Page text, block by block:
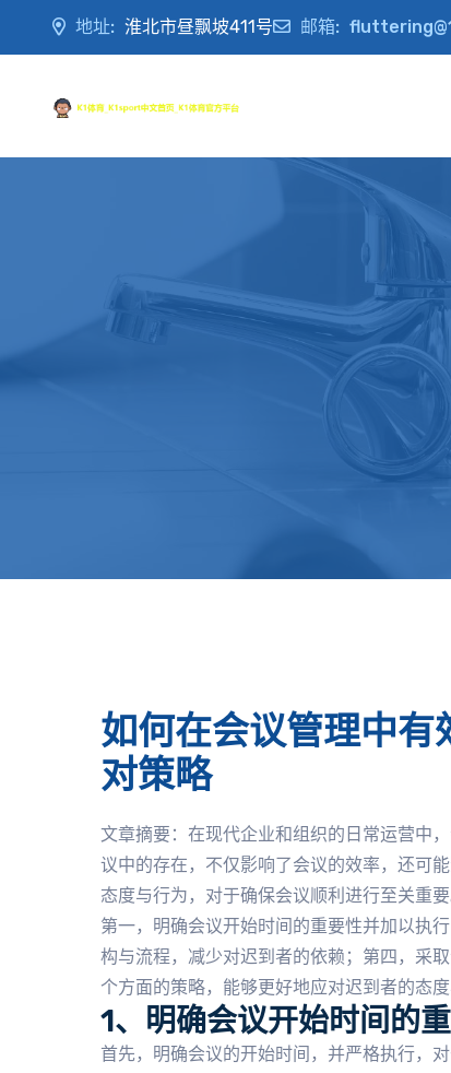
地址: 淮北市昼飘坡411号 邮箱:
如何在会议管理中
对策略
文章摘要：在现代企业和组织的日常运营中
议中的存在，不仅影响了会议的效率，还可
态度与行为，对于确保会议顺利进行至关重
第一，明确会议开始时间的重要性并加以执
构与流程，减少对迟到者的依赖；第四，采
个方面的策略，能够更好地应对迟到者的态
1、明确会议开始时间的
首先，明确会议的开始时间，并严格执行，